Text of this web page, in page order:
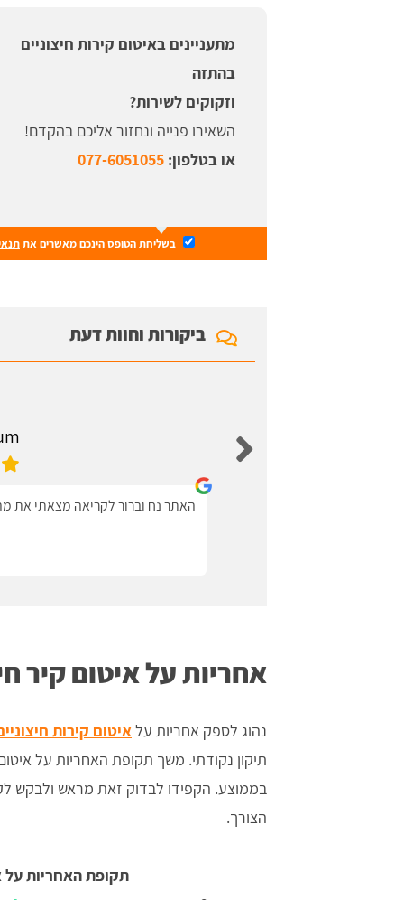
מתעניינים באיטום קירות חיצוניים
בהתזה
וזקוקים לשירות?
השאירו פנייה ונחזור אליכם בהקדם!
או בטלפון: 077-6051055
בשליחת הטופס הינכם מאשרים את
ביקורות וחוות דעת
האתר נח וברור לקריאה מצאתי את
אחריות על איטום קיר
נהוג לספק אחריות עלאיטום קירות
בממוצע. הקפידו לבדוק זאת מראש ולבקש
הצורך.
תקופת האחריות על